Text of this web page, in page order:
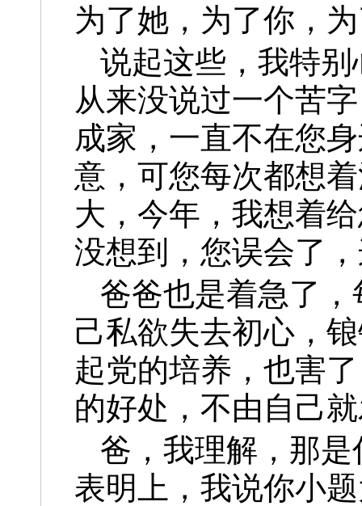
为了她，为了你，
说起这些，我特
从来没说过一个苦
成家，一直不在您
意，可您每次都想
大，今年，我想着
没想到，您误会了
爸爸也是着急了
己私欲失去初心，
起党的培养，也害
的好处，不由自己
爸，我理解，那
表明上，我说你小